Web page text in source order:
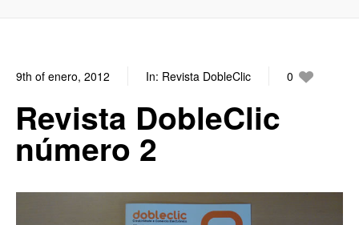
9th of enero, 2012 In: Revista DobleClic
0
Revista DobleClic
número 2